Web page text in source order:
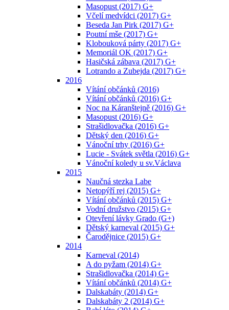
Masopust (2017) G+
Včelí medvídci (2017) G+
Beseda Jan Pirk (2017) G+
Poutní mše (2017) G+
Klobouková párty (2017) G+
Memoriál OK (2017) G+
Hasičská zábava (2017) G+
Lotrando a Zubejda (2017) G+
2016
Vítání občánků (2016)
Vítání občánků (2016) G+
Noc na Káranštejně (2016) G+
Masopust (2016) G+
Strašidlovačka (2016) G+
Dětský den (2016) G+
Vánoční trhy (2016) G+
Lucie - Svátek světla (2016) G+
Vánoční koledy u sv.Václava
2015
Naučná stezka Labe
Netopýří rej (2015) G+
Vítání občánků (2015) G+
Vodní družstvo (2015) G+
Otevření lávky Grado (G+)
Dětský karneval (2015) G+
Čarodějnice (2015) G+
2014
Karneval (2014)
A do pyžam (2014) G+
Strašidlovačka (2014) G+
Vítání občánků (2014) G+
Dalskabáty (2014) G+
Dalskabáty 2 (2014) G+